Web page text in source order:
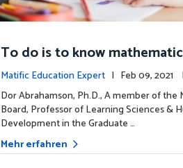
To do is to know
Matific Education Expert | Feb 09, 2021 |
rship
Dor Abrahamson, Ph.D., A member of the
Board, Professor of Learning Sciences &
Development in the Graduate …
Mehr erfahren